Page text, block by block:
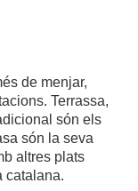
de menjar,
Terrassa,
són els
són la seva
altres plats
catalana.